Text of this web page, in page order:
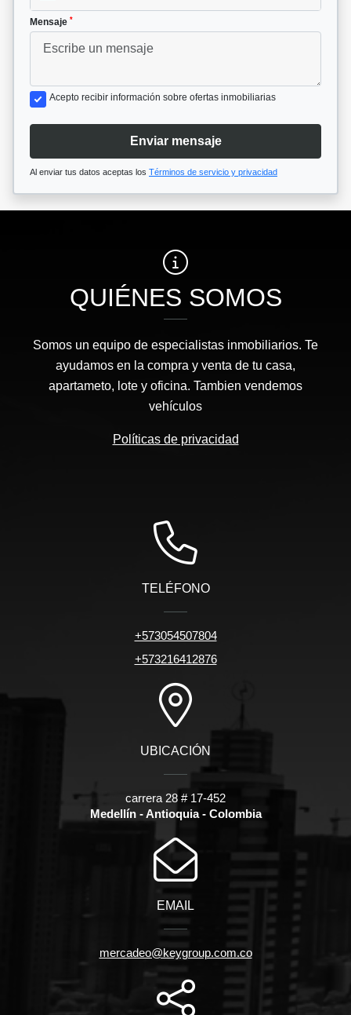
Mensaje *
Acepto recibir información sobre ofertas inmobiliarias
Enviar mensaje
Al enviar tus datos aceptas los Términos de servicio y privacidad
QUIÉNES SOMOS
Somos un equipo de especialistas inmobiliarios. Te
ayudamos en la compra y venta de tu casa,
apartameto, lote y oficina. Tambien vendemos
vehículos
Políticas de privacidad
TELÉFONO
+573054507804
+573216412876
UBICACIÓN
carrera 28 # 17-452
Medellín - Antioquia - Colombia
EMAIL
mercadeo@keygroup.com.co